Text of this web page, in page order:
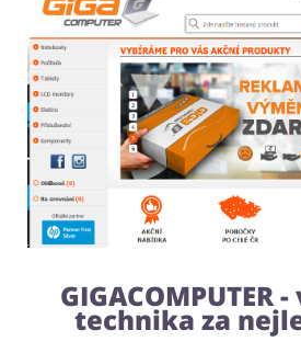
GIGACOMPUTER
technika za